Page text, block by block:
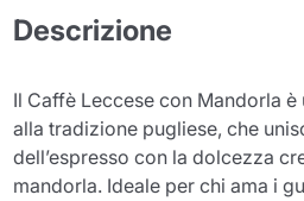
Descrizione
Il Caffè Leccese con Mandorla
alla tradizione pugliese, che
dell’espresso con la dolcezza
mandorla. Ideale per chi ama i